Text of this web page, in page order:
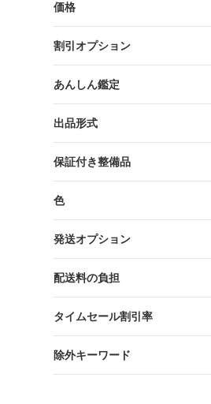
価格
割引オプション
あんしん鑑定
出品形式
保証付き整備品
色
発送オプション
配送料の負担
タイムセール割引率
除外キーワード